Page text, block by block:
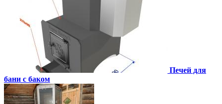
Печей для
бани с баком